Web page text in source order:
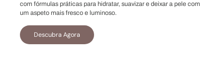
com fórmulas práticas para hidratar, suavizar e deixar a pele com
um aspeto mais fresco e luminoso.
Descubra Agora